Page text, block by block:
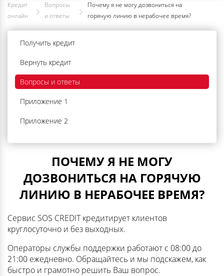
Кредит
онлайн
Вопросы
и ответы
Почему я не могу дозвониться на
горячую линию в нерабочее время?
Получить кредит
Вернуть кредит
Вопросы и ответы
Приложение 1
Приложение 2
ПОЧЕМУ Я НЕ МОГУ
ДОЗВОНИТЬСЯ НА ГОРЯЧУЮ
ЛИНИЮ В НЕРАБОЧЕЕ ВРЕМЯ?
Сервис SOS CREDIT кредитирует клиентов
круглосуточно и без выходных.
Операторы службы поддержки работают с 08:00 до
21:00 ежедневно. Обращайтесь и мы подскажем, как
быстро и грамотно решить Ваш вопрос.